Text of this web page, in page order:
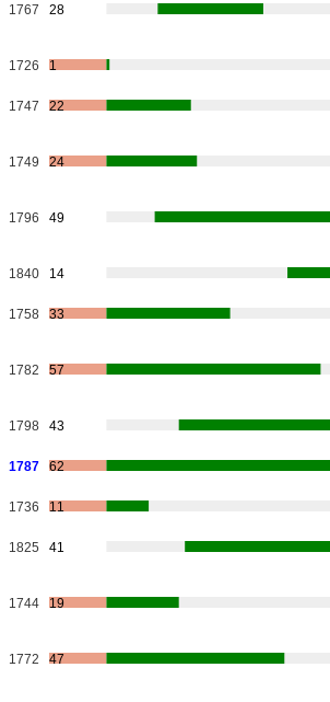
1767 28
1726 1
1747 22
1749 24
1796 49
1840 14
1758 33
1782 57
1798 43
1787 62
1736 11
1825 41
1744 19
1772 47